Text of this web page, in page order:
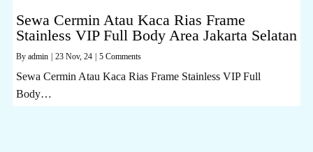
Sewa Cermin Atau Kaca Rias Frame
Stainless VIP Full Body Area Jakarta Selatan
By admin 23 Nov, 24 5 Comments
Sewa Cermin Atau Kaca Rias Frame Stainless VIP Full
Body…